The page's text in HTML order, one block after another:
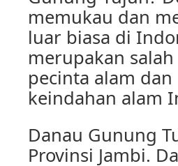
memukau dan
luar biasa di
merupakan
pecinta alam
keindahan alam
Danau Gunung
Provinsi Jambi.